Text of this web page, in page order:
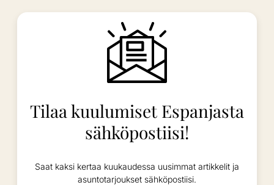
Tilaa kuulumiset Espanjasta
sähköpostiisi!
Saat kaksi kertaa kuukaudessa uusimmat artikkelit ja
asuntotarjoukset sähköpostiisi.